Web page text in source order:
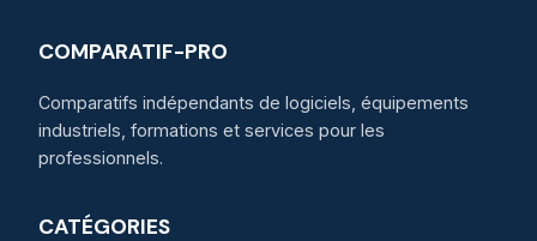
COMPARATIF-PRO
Comparatifs indépendants de logiciels, équipements
industriels, formations et services pour les
professionnels.
CATÉGORIES